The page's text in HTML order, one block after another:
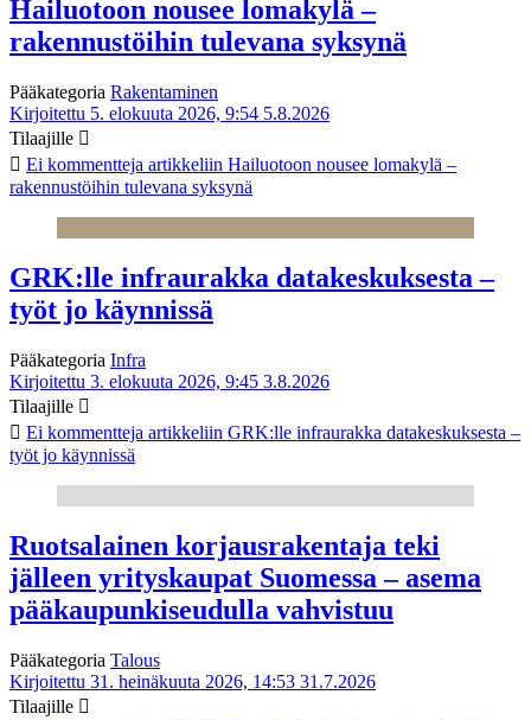
Hailuotoon nousee lomakylä –
rakennustöihin tulevana syksynä
Pääkategoria Rakentaminen
Kirjoitettu 5. elokuuta 2026, 9:54 5.8.2026
Tilaajille
Ei kommentteja artikkeliin Hailuotoon nousee lomakylä –
rakennustöihin tulevana syksynä
GRK:lle infraurakka datakeskuksesta –
työt jo käynnissä
Pääkategoria Infra
Kirjoitettu 3. elokuuta 2026, 9:45 3.8.2026
Tilaajille
Ei kommentteja artikkeliin GRK:lle infraurakka datakeskuksesta –
työt jo käynnissä
Ruotsalainen korjausrakentaja teki
jälleen yrityskaupat Suomessa – asema
pääkaupunkiseudulla vahvistuu
Pääkategoria Talous
Kirjoitettu 31. heinäkuuta 2026, 14:53 31.7.2026
Tilaajille